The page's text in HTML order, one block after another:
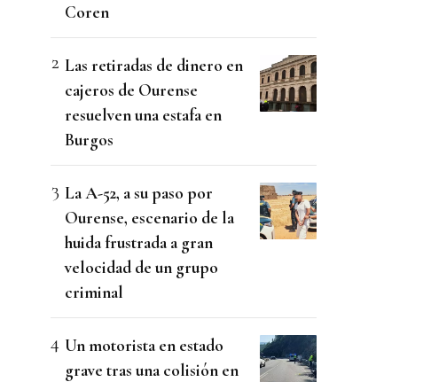
Coren
Las retiradas de dinero en
cajeros de Ourense
resuelven una estafa en
Burgos
La A-52, a su paso por
Ourense, escenario de la
huida frustrada a gran
velocidad de un grupo
criminal
Un motorista en estado
grave tras una colisión en